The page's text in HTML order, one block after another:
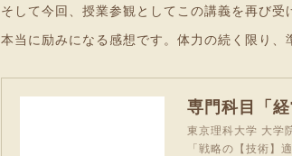
そして今回、授業参観としてこの講義を再び
本当に励みになる感想です。体力の続く限り
東京理科大学 大学
「戦略の【技術】